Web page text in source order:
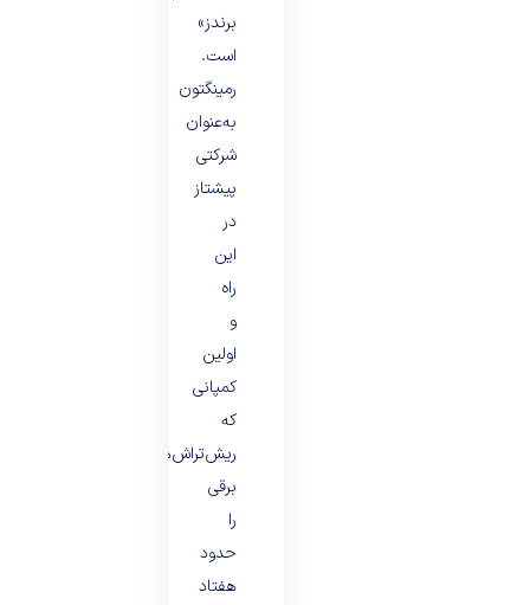
برندز»
است.
رمینگتون
به‌عنوان
شرکتی
پیشتاز
در
این
راه
و
اولین
کمپانی
که
ریش‌تراش‌های
برقی
را
حدود
هفتاد